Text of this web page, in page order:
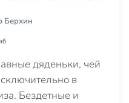
Берхин
дяденьки, чей
в
Бездетные и